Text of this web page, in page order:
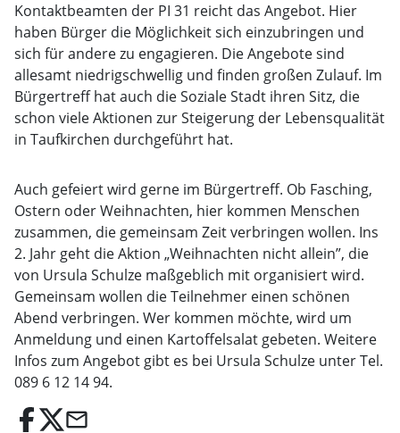
Kontaktbeamten der PI 31 reicht das Angebot. Hier
haben Bürger die Möglichkeit sich einzubringen und
sich für andere zu engagieren. Die Angebote sind
allesamt niedrigschwellig und finden großen Zulauf. Im
Bürgertreff hat auch die Soziale Stadt ihren Sitz, die
schon viele Aktionen zur Steigerung der Lebensqualität
in Taufkirchen durchgeführt hat.
Auch gefeiert wird gerne im Bürgertreff. Ob Fasching,
Ostern oder Weihnachten, hier kommen Menschen
zusammen, die gemeinsam Zeit verbringen wollen. Ins
2. Jahr geht die Aktion „Weihnachten nicht allein”, die
von Ursula Schulze maßgeblich mit organisiert wird.
Gemeinsam wollen die Teilnehmer einen schönen
Abend verbringen. Wer kommen möchte, wird um
Anmeldung und einen Kartoffelsalat gebeten. Weitere
Infos zum Angebot gibt es bei Ursula Schulze unter Tel.
089 6 12 14 94.
email